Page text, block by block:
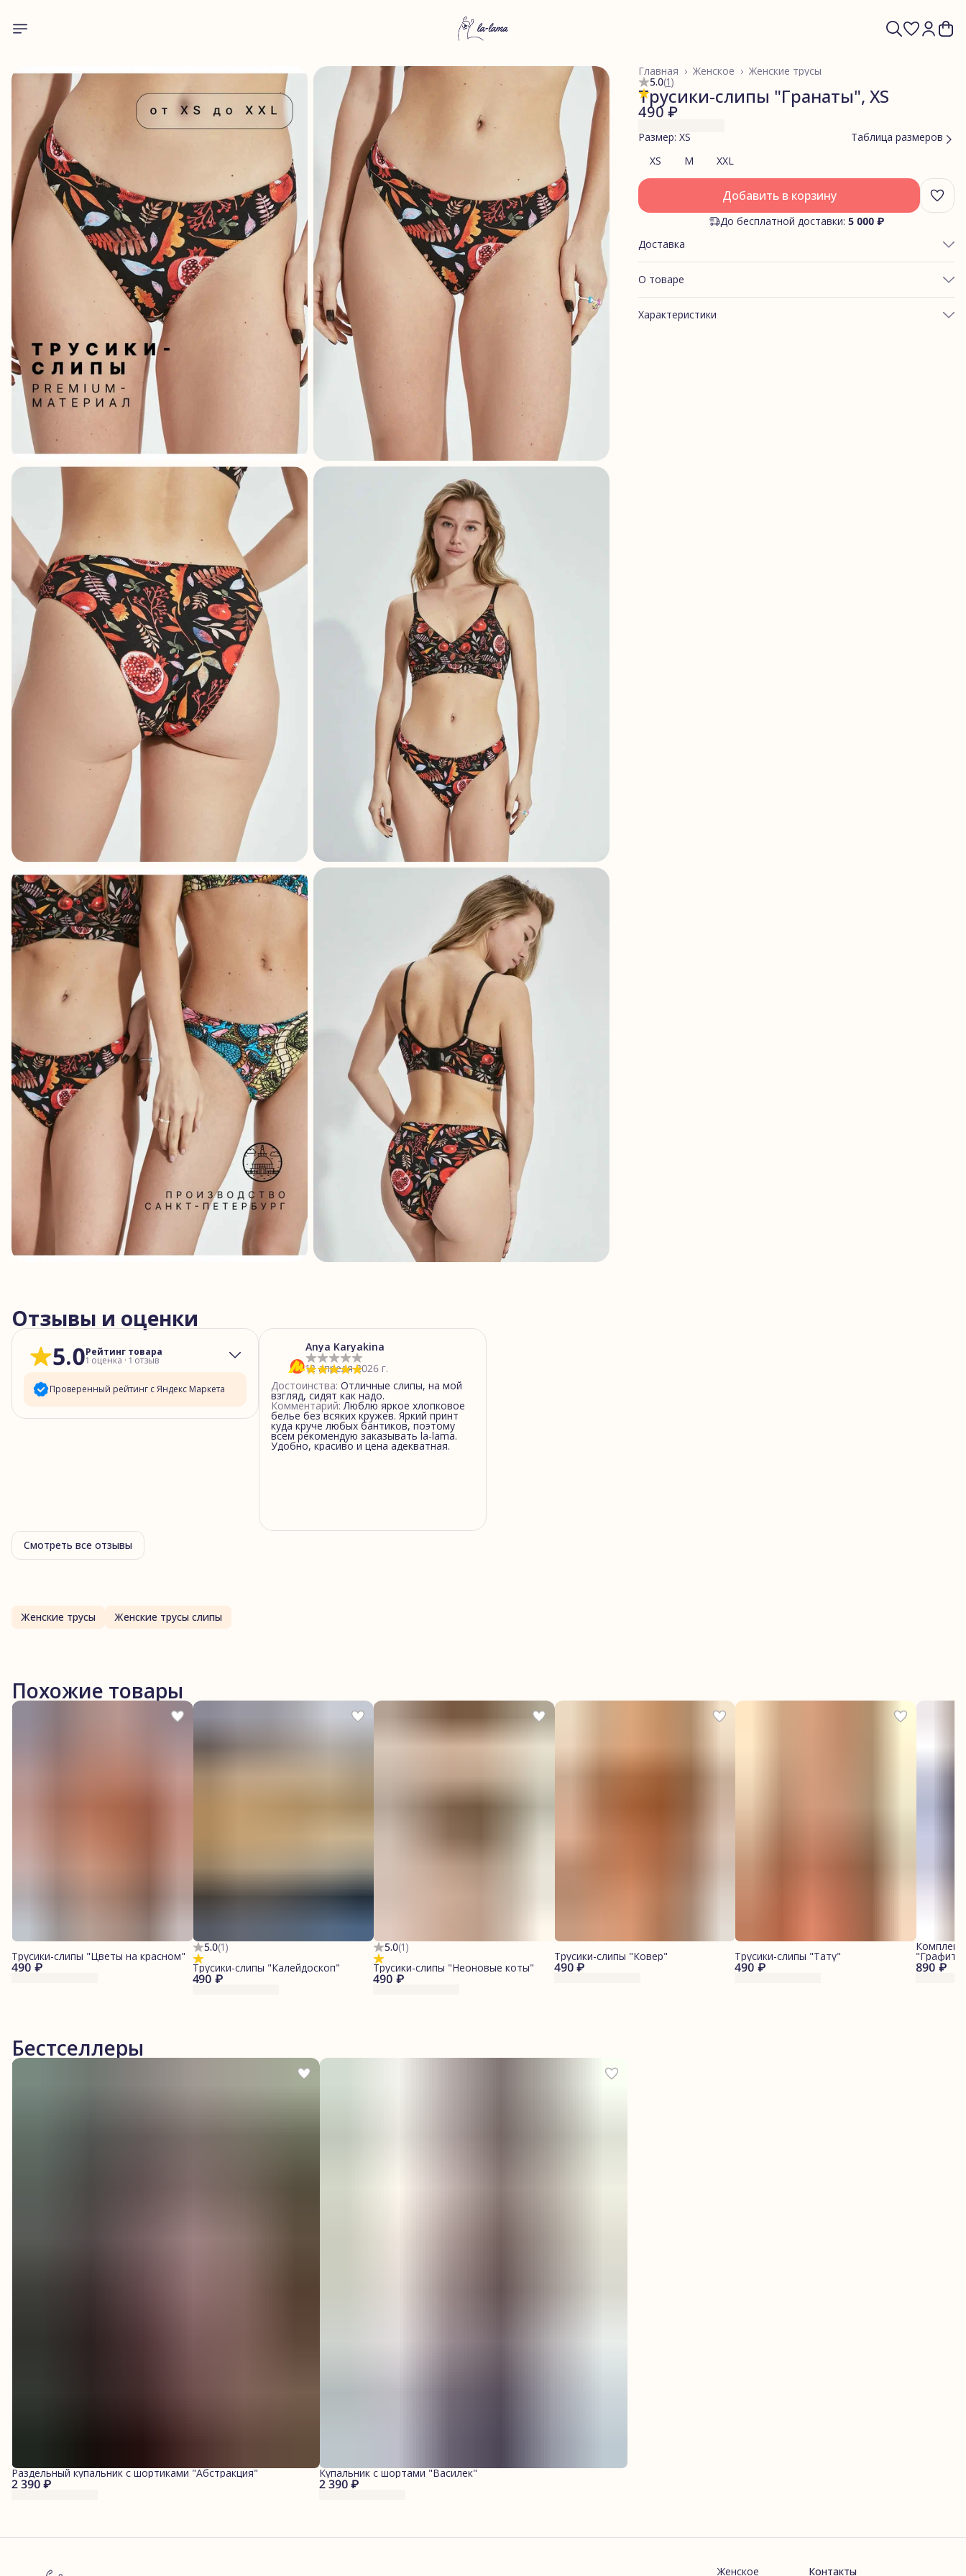
Женские трусы
Женское ›
Главная ›
5.0(1)
Трусики-слипы "Гранаты", XS
490 ₽
Размер: XS
Таблица размеров
XS
M XXL
Добавить в корзину
До бесплатной доставки: 5 000 ₽
Доставка
О товаре
ОБХВАТ ТАЛИИ: 60-65
ОБХВАТ ЯГОДИЦ: 85-89
Характеристики
Отзывы и оценки
5.0Рейтинг товара
1 оценка · 1 отзыв
Проверенный рейтинг с Яндекс Маркета
5 звёзд
1
Anya Karyakina
12 апреля 2026 г.
Достоинства: Отличные слипы, на мой
взгляд, сидят как надо.
Комментарий: Люблю яркое хлопковое
белье без всяких кружев. Яркий принт
куда круче любых бантиков, поэтому
всем рекомендую заказывать la-lama.
Удобно, красиво и цена адекватная.
Смотреть все отзывы
Женские трусы Женские трусы слипы
Похожие товары
490 ₽
Трусики-слипы "Цветы на красном"
5.0(1)
490 ₽
Трусики-слипы "Калейдоскоп"
5.0(1)
490 ₽
Трусики-слипы "Неоновые коты" 490 ₽
Трусики-слипы "Ковер"
490 ₽
Трусики-слипы "Тату"
890 ₽
Комплект
"Графит/
Бестселлеры
2 390 ₽
Раздельный купальник с шортиками "Абстракция"
2 390 ₽
Купальник с шортами "Василек"
Женское Контакты